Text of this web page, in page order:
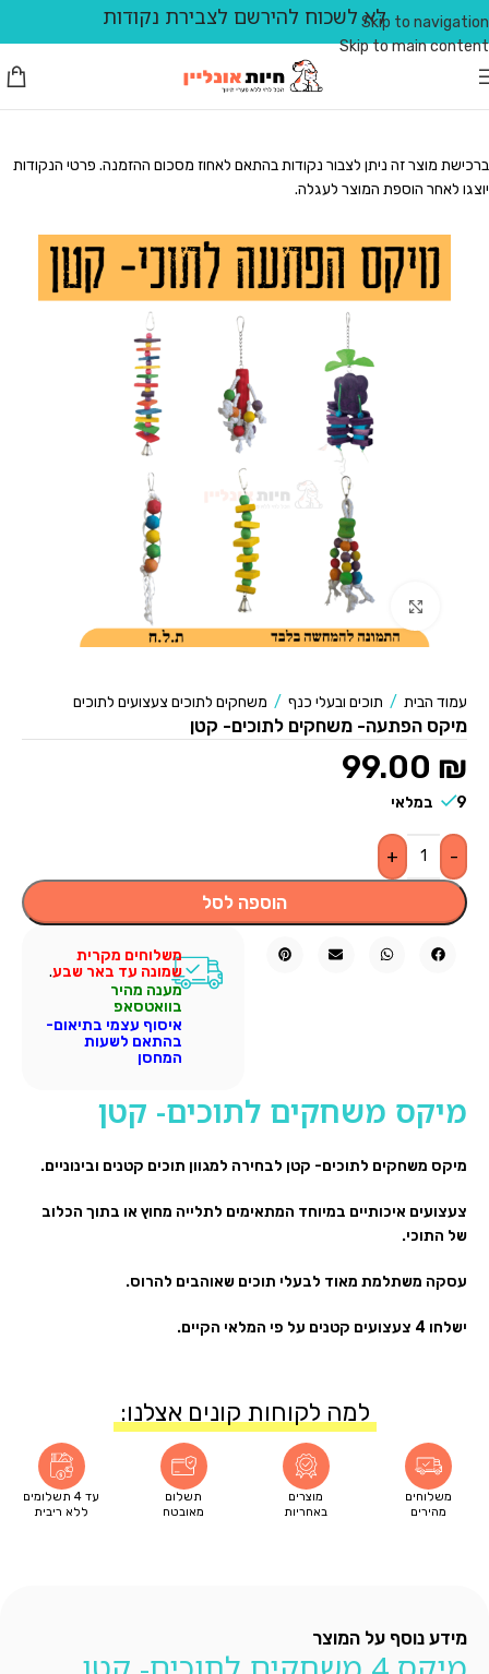
Skip to navigation
Skip to main content
לא לשכוח להירשם לצבירת נקודות
ברכישת מוצר זה ניתן לצבור נקודות בהתאם לאחוז מסכום ההזמנה. פרטי הנקודות
יוצגו לאחר הוספת המוצר לעגלה.
לחצו להגדלה
עמוד הבית / תוכים ובעלי כנף / משחקים לתוכים צעצועים לתוכים
מיקס הפתעה- משחקים לתוכים- קטן
99.00 ₪
9 במלאי
-
+
הוספה לסל
משלוחים מקרית
שמונה עד באר שבע.
מענה מהיר
בוואטסאפ
איסוף עצמי בתיאום-
בהתאם לשעות
המחסן
מיקס משחקים לתוכים- קטן
מיקס משחקים לתוכים- קטן לבחירה למגוון תוכים קטנים ובינוניים.
צעצועים איכותיים במיוחד המתאימים לתלייה מחוץ או בתוך הכלוב
של התוכי.
עסקה משתלמת מאוד לבעלי תוכים שאוהבים להרוס.
ישלחו 4 צעצועים קטנים על פי המלאי הקיים.
למה לקוחות קונים אצלנו:
עד 4 תשלומים
ללא ריבית
תשלום
מאובטח
מוצרים
באחריות
משלוחים
מהירים
מידע נוסף על המוצר